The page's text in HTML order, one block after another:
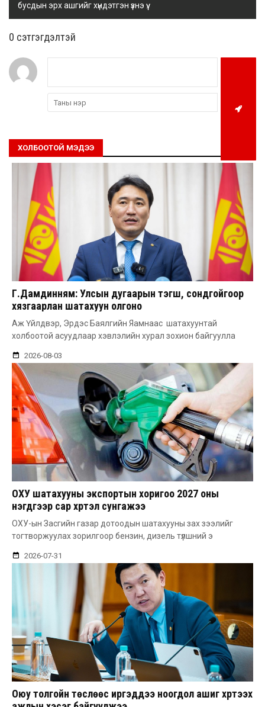
бусдын эрх ашгийг хүндэтгэн үзнэ үү.
0 cэтгэгдэлтэй
ХОЛБООТОЙ МЭДЭЭ
Г.Дамдинням: Улсын дугаарын тэгш, сондгойгоор
хязгаарлан шатахуун олгоно
Аж Үйлдвэр, Эрдэс Баялгийн Яамнаас шатахуунтай
холбоотой асуудлаар хэвлэлийн хурал зохион байгуулла
2026-08-03
ОХУ шатахууны экспортын хоригоо 2027 оны
нэгдүгээр сар хүртэл сунгажээ
ОХУ-ын Засгийн газар дотоодын шатахууны зах зээлийг
тогтворжуулах зорилгоор бензин, дизель түлшний э
2026-07-31
Оюу толгойн төслөөс иргэддээ ноогдол ашиг хүртээх